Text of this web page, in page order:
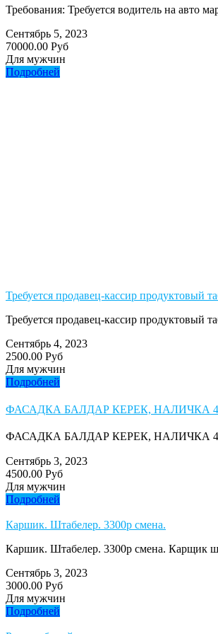
Требования: Требуется водитель на авто
Сентябрь 5, 2023
70000.00 Руб
Для мужчин
Подробней
Требуется продавец-кассир продуктовый
Требуется продавец-кассир продуктовый
Сентябрь 4, 2023
2500.00 Руб
Для мужчин
Подробней
ФАСАДКА БАЛДАР КЕРЕК, НАЛИЧКА
ФАСАДКА БАЛДАР КЕРЕК, НАЛИЧКА
Сентябрь 3, 2023
4500.00 Руб
Для мужчин
Подробней
Каршик. Штабелер. 3300р смена.
Каршик. Штабелер. 3300р смена. Карщик
Сентябрь 3, 2023
3000.00 Руб
Для мужчин
Подробней